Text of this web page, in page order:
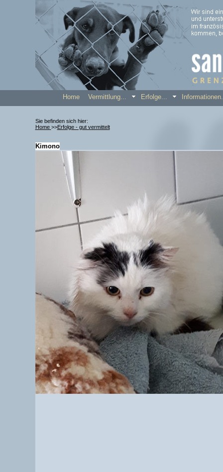
Home Vermittlung... Erfolge...
Sie befinden sich hier:
Home >>Erfolge - gut vermittelt
Kimono